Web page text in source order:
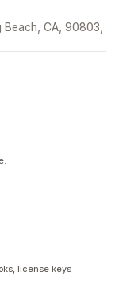
Beach, CA, 90803,
license keys